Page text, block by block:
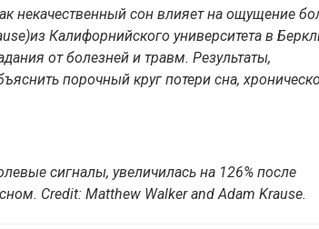
некачественный сон влияет на ощущение
Калифорнийского университета в
от болезней и травм. Результаты,
порочный круг потери сна,
сигналы, увеличилась на 126% после
Сredit: Matthew Walker and Adam Krause.